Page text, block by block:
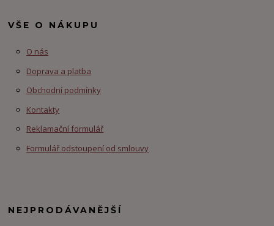
VŠE O NÁKUPU
O nás
Doprava a platba
Obchodní podmínky
Kontakty
Reklamační formulář
Formulář odstoupení od smlouvy
NEJPRODÁVANĚJŠÍ